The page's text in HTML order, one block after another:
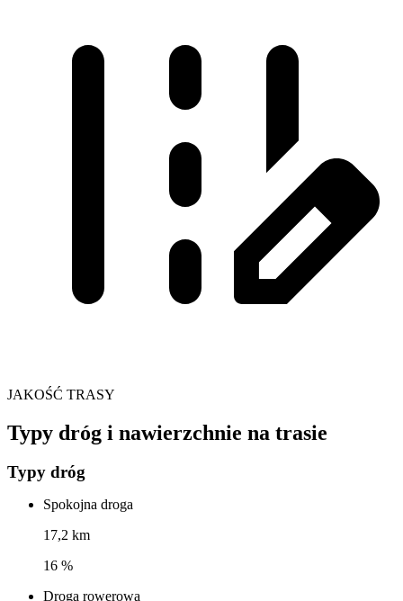
JAKOŚĆ TRASY
Typy dróg i nawierzchnie na trasie
Typy dróg
Spokojna droga
17,2 km
16 %
Droga rowerowa